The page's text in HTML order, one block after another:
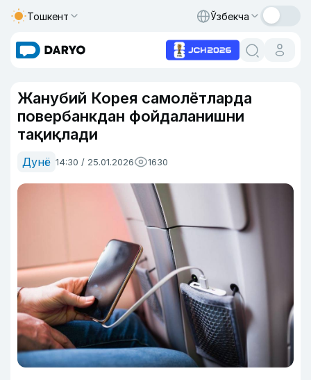
Тошкент Ўзбекча
Жанубий Корея самолётларда
повербанкдан фойдаланишни
тақиқлади
Дунё 14:30 / 25.01.2026 1630